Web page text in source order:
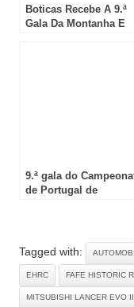
Boticas Recebe A 9.ª
Gala Da Montanha E
9.ª gala do
de Portugal de
Tagged with:
EHRC FAFE HISTORIC
MITSUBISHI LANCER EVO